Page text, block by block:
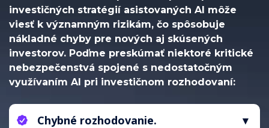
investičných stratégií asistovaných AI môže
viesť k významným rizikám, čo spôsobuje
nákladné chyby pre nových aj skúsených
investorov. Poďme preskúmať niektoré kritické
nebezpečenstvá spojené s nedostatočným
využívaním AI pri investičnom rozhodovaní:
Chybné rozhodovanie.